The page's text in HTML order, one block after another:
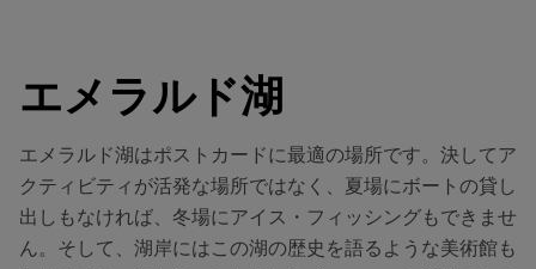
エメラルド湖
エメラルド湖はポストカードに最適の場所です。決してア
クティビティが活発な場所ではなく、夏場にボートの貸し
出しもなければ、冬場にアイス・フィッシングもできませ
ん。そして、湖岸にはこの湖の歴史を語るような美術館も